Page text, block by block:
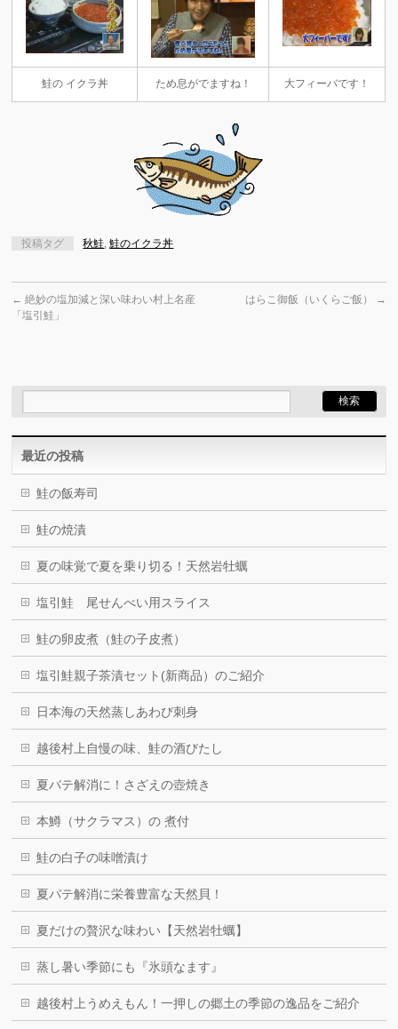
鮭の イクラ丼 ため息がでますね！ 大フィーバです！
投稿タグ 秋鮭,鮭のイクラ丼
← 絶妙の塩加減と深い味わい村上名産
「塩引鮭」
はらこ御飯（いくらご飯） →
最近の投稿
鮭の飯寿司
鮭の焼漬
夏の味覚で夏を乗り切る！天然岩牡蠣
塩引鮭 尾せんべい用スライス
鮭の卵皮煮（鮭の子皮煮）
塩引鮭親子茶漬セット(新商品）のご紹介
日本海の天然蒸しあわび刺身
越後村上自慢の味、鮭の酒びたし
夏バテ解消に！さざえの壺焼き
本鱒（サクラマス）の 煮付
鮭の白子の味噌漬け
夏バテ解消に栄養豊富な天然貝！
夏だけの贅沢な味わい【天然岩牡蠣】
蒸し暑い季節にも『氷頭なます』
越後村上うめえもん！一押しの郷土の季節の逸品をご紹介